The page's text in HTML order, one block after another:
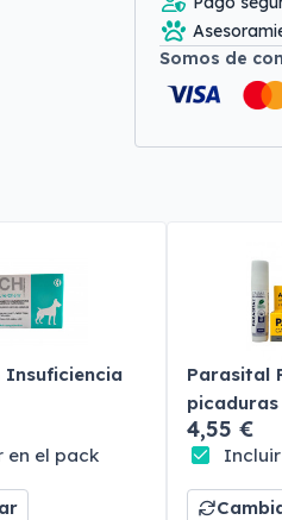
Somos de
Insuficiencia
en el pack
Parasital
picaduras
4,55 €